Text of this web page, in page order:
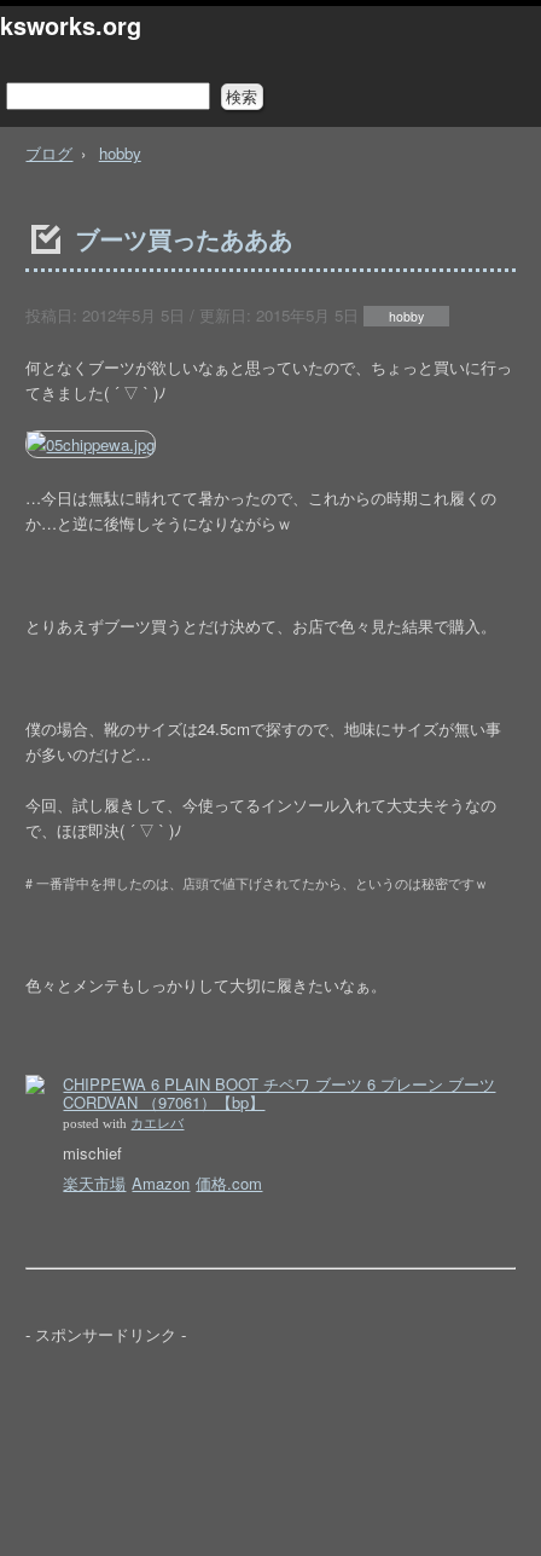
ksworks.org
ブログ hobby
ブーツ買ったあああ
投稿日: 2012年5月 5日 / 更新日: 2015年5月 5日 hobby
何となくブーツが欲しいなぁと思っていたので、ちょっと買いに行っ
てきました( ´ ▽ ` )ﾉ
…今日は無駄に晴れてて暑かったので、これからの時期これ履くの
か…と逆に後悔しそうになりながらｗ
とりあえずブーツ買うとだけ決めて、お店で色々見た結果で購入。
僕の場合、靴のサイズは24.5cmで探すので、地味にサイズが無い事
が多いのだけど…
今回、試し履きして、今使ってるインソール入れて大丈夫そうなの
で、ほぼ即決( ´ ▽ ` )ﾉ
# 一番背中を押したのは、店頭で値下げされてたから、というのは秘密ですｗ
色々とメンテもしっかりして大切に履きたいなぁ。
CHIPPEWA 6 PLAIN BOOT チペワ ブーツ 6 プレーン ブーツ
CORDVAN （97061）【bp】
posted with カエレバ
mischief
楽天市場 Amazon 価格.com
- スポンサードリンク -